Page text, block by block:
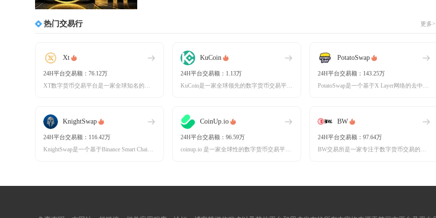
热门交易行 更多
Xt
24H平台交易额：76.12万
XT数字货币交易平台是一家全球知名的数字资产交易平台，成立于2018年，总部位于新加坡。作
KuCoin
24H平台交易额：1.13万
KuCoin是一家全球领先的数字货币交易平台，成立于2017年，总部位于新加坡，以其高效、
PotatoSwap
24H平台交易额：143.25万
PotatoSwap是一个基于X Layer网络的去中心化交易平台，专注于数字货币的自动化
KnightSwap
24H平台交易额：116.42万
KnightSwap是一个基于Binance Smart Chain（BSC）的去中心化交
CoinUp.io
24H平台交易额：96.59万
coinup.io 是一家全球性的数字货币交易平台，成立于2017年，总部位于新加坡。作为
BW
24H平台交易额：97.64万
BW交易所是一家专注于数字货币交易的国际平台，自2017年成立以来，凭借其安全、高效的服务